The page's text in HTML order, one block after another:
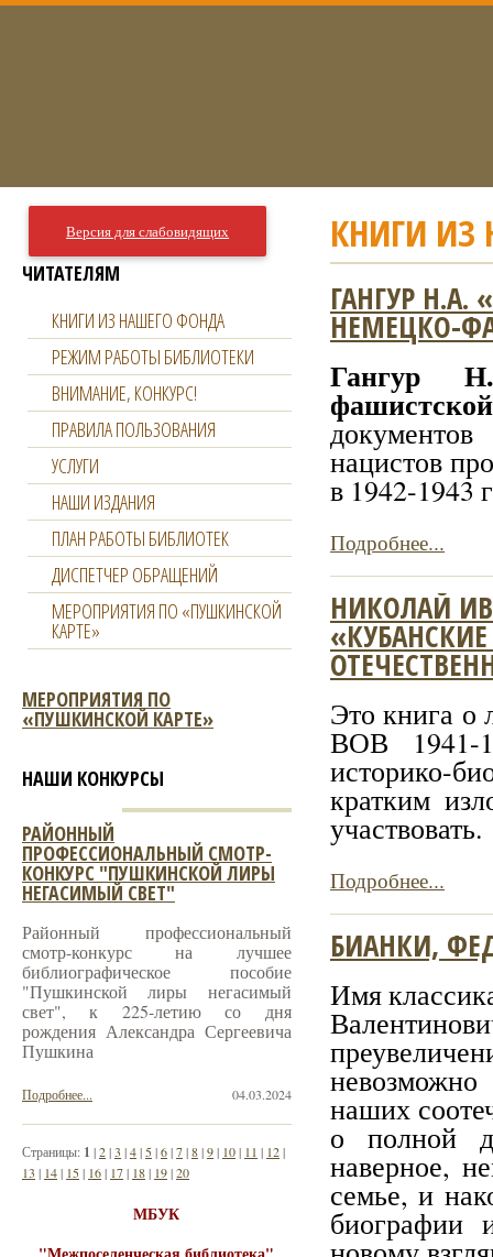
КНИГИ
ГАНГУР Н.А.
НЕМЕЦКО-
Гангур
нацистов
в 1942-1943
Подробнее...
НИКОЛАЙ
Это книга о
ВОВ 1941-
историко-
кратким
участвовать.
Подробнее...
БИАНКИ,
Имя
наших
о полной
наверное,
семье, и
биографии
Версия для слабовидящих
ЧИТАТЕЛЯМ
КНИГИ ИЗ НАШЕГО ФОНДА
РЕЖИМ РАБОТЫ БИБЛИОТЕКИ
ВНИМАНИЕ, КОНКУРС!
ПРАВИЛА ПОЛЬЗОВАНИЯ
УСЛУГИ
НАШИ ИЗДАНИЯ
ПЛАН РАБОТЫ БИБЛИОТЕК
ДИСПЕТЧЕР ОБРАЩЕНИЙ
МЕРОПРИЯТИЯ ПО «ПУШКИНСКОЙ
КАРТЕ»
МЕРОПРИЯТИЯ ПО
«ПУШКИНСКОЙ КАРТЕ»
НАШИ КОНКУРСЫ
РАЙОННЫЙ
ПРОФЕССИОНАЛЬНЫЙ СМОТР-
КОНКУРС "ПУШКИНСКОЙ ЛИРЫ
НЕГАСИМЫЙ СВЕТ"
Районный профессиональный
смотр-конкурс на лучшее
библиографическое пособие
"Пушкинской лиры негасимый
свет", к 225-летию со дня
рождения Александра Сергеевича
Пушкина
04.03.2024
Подробнее...
Страницы: 1 |2|3 |4| 5|6|7|8|9| 10| 11 | 12|
13 | 14| 15| 16| 17| 18| 19|20
МБУК